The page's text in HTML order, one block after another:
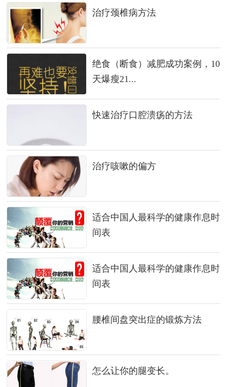
治疗颈椎病方法
绝食（断食）减肥成功案例，10
天爆瘦21...
快速治疗口腔溃疡的方法
治疗咳嗽的偏方
适合中国人最科学的健康作息时
间表
适合中国人最科学的健康作息时
间表
腰椎间盘突出症的锻炼方法
怎么让你的腿变长。